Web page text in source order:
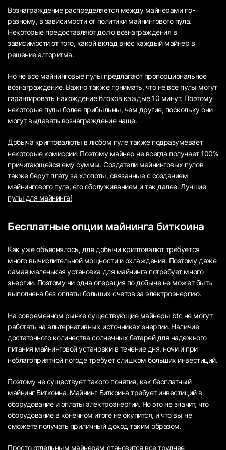
Вознаграждение распределяется между майнерами по-
разному, в зависимости от политики майнингового пула.
Некоторые предоставляют долю вознаграждения в
зависимости от того, какой вклад внес каждый майнер в
решение алгоритма.
Но не все майнинговые пулы предлагают пропорциональное
вознаграждение. Важно также понимать, что не все пулы могут
гарантировать нахождение блоков каждые 10 минут. Поэтому
некоторые пулы более прибыльны, чем другие, поскольку они
могут выдавать вознаграждение чаще.
Добыча криптовалюты в любом пуле также подразумевает
некоторые комиссии. Поэтому майнер не всегда получает 100%
причитающейся ему суммы. Создатели майнинговых пулов
также берут плату за хлопоты, связанные с созданием
майнингового пула, его обслуживанием и так далее. Лучшие
пулы для майнинга!
Бесплатные опции майнинга биткоина
Как уже объяснялось, для добычи криптовалют требуется
много вычислительной мощности и охлаждения. Поэтому даже
самая маленькая установка для майнинга потребует много
энергии. Поэтому ни одна операция по добыче не может быть
выполнена без оплаты больших счетов за электроэнергию.
На современном рынке существующие майнеры btc не могут
работать на альтернативных источниках энергии. Наличие
достаточного количества солнечных батарей для надежного
питания майнинговой установки в течение дня, ночи и при
неблагоприятной погоде требует слишком больших инвестиций.
Поэтому не существует такого понятия, как бесплатный
майнинг Биткоина. Майнинг Биткоина требует инвестиций в
оборудование и оплаты электроэнергии. Но это не значит, что
оборудование в конечном итоге не окупится, и что вы не
сможете получать приличный доход таким образом.
Просто отдельным майнерам становится все труднее